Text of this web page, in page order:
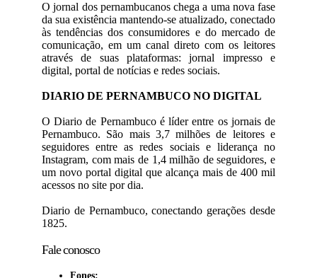
O jornal dos pernambucanos chega a uma nova fase
da sua existência mantendo-se atualizado, conectado
às tendências dos consumidores e do mercado de
comunicação, em um canal direto com os leitores
através de suas plataformas: jornal impresso e
digital, portal de notícias e redes sociais.
DIARIO DE PERNAMBUCO NO DIGITAL
O Diario de Pernambuco é líder entre os jornais de
Pernambuco. São mais 3,7 milhões de leitores e
seguidores entre as redes sociais e liderança no
Instagram, com mais de 1,4 milhão de seguidores, e
um novo portal digital que alcança mais de 400 mil
acessos no site por dia.
Diario de Pernambuco, conectando gerações desde
1825.
Fale conosco
Fones: